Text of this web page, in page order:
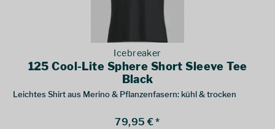
Icebreaker
125 Cool-Lite Sphere Short Sleeve Tee
Black
Leichtes Shirt aus Merino & Pflanzenfasern: kühl & trocken
79,95 € *